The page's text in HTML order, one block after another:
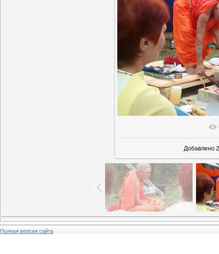
В
Добавлено
Полная версия сайта